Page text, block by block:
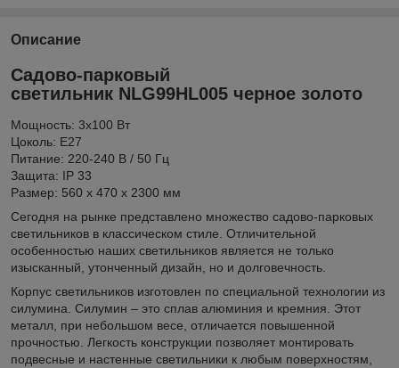
Описание
Садово-парковый
светильник NLG99HL005 черное золото
Мощность: 3x100 Вт
Цоколь: Е27
Питание: 220-240 В / 50 Гц
Защита: IP 33
Размер: 560 х 470 х 2300 мм
Сегодня на рынке представлено множество садово-парковых
светильников в классическом стиле. Отличительной
особенностью наших светильников является не только
изысканный, утонченный дизайн, но и долговечность.
Корпус светильников изготовлен по специальной технологии из
силумина. Силумин – это сплав алюминия и кремния. Этот
металл, при небольшом весе, отличается повышенной
прочностью. Легкость конструкции позволяет монтировать
подвесные и настенные светильники к любым поверхностям,